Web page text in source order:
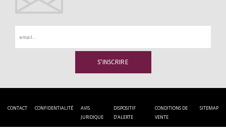
CONTACT CONFIDENTIALITÉ
AVIS
JURIDIQUE
DISPOSITIF
D’ALERTE
CONDITIONS DE
VENTE
SITEMAP